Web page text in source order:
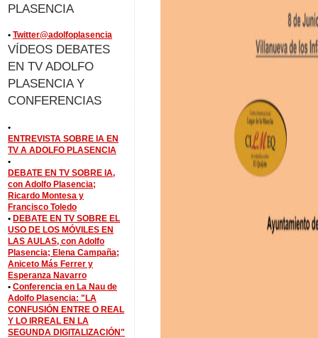
PLASENCIA
• Twitter@adolfoplasencia
VÍDEOS DEBATES
EN TV ADOLFO
PLASENCIA Y
CONFERENCIAS
•
ENTREVISTA SOBRE IA EN
TV A ADOLFO PLASENCIA
•
DEBATE EN TV SOBRE IA,
con Adolfo Plasencia;
Ricardo Montesa y
Francisco Toledo
• DEBATE EN TV SOBRE EL
USO DE LOS MÓVILES EN
LAS AULAS, con Adolfo
Plasencia; Elena Campaña;
Aniceto Más Ferrer y
Esperanza Navarro
• Conferencia en La Nau de
Adolfo Plasencia: "LA
CONFUSIÓN ENTRE O REAL
Y LO IRREAL EN LA
SEGUNDA DIGITALIZACIÓN"